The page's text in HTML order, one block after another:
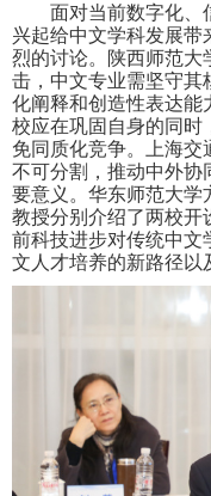
面对当前数字化、
兴起给中文学科发展
烈的讨论。陕西师范大
击，中文专业需坚守其
化阐释和创造性表达能
校应在巩固自身的同时
免同质化竞争。上海交
不可分割，推动中外协
要意义。华东师范大学
教授分别介绍了两校开
前科技进步对传统中文
文人才培养的新路径以